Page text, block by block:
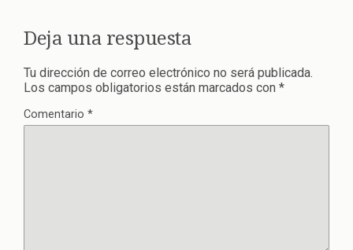
Deja una respuesta
Tu dirección de correo electrónico no será publicada.
Los campos obligatorios están marcados con *
Comentario *